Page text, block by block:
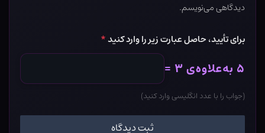
دیدگاهی می‌نویسم.
برای تأیید، حاصل عبارت زیر را وارد کنید*
۵ به‌علاوه‌ی ۳ =
(جواب را با عدد انگلیسی وارد کنید)